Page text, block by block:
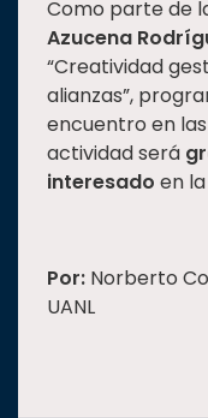
Como parte de
Azucena
“Creatividad
alianzas”,
encuentro en las
actividad será
interesado en
Por: Norberto
UANL